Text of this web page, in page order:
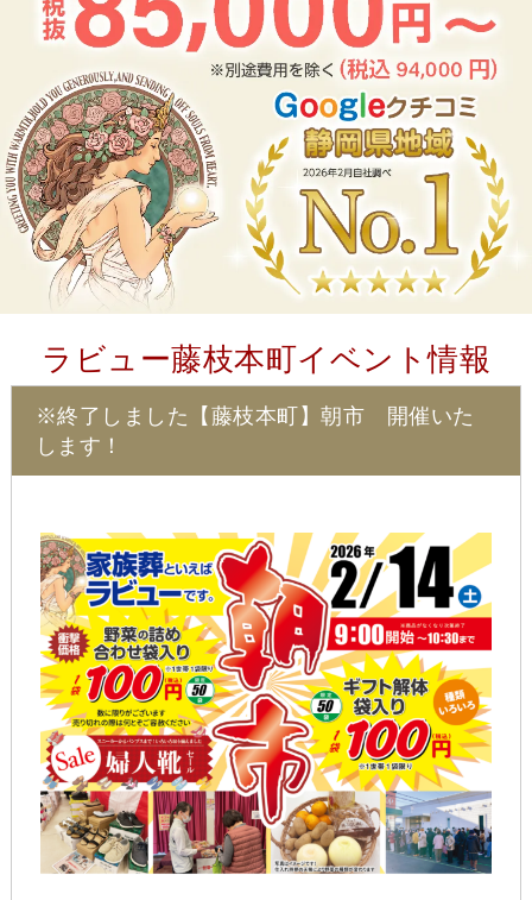
ラビュー藤枝本町イベント情報
※終了しました【藤枝本町】朝市 開催いた
します！